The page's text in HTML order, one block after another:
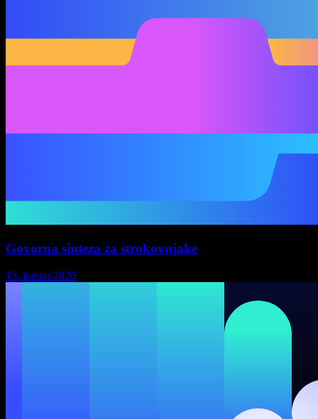
Govorna sinteza za strokovnjake
13. januar 2026